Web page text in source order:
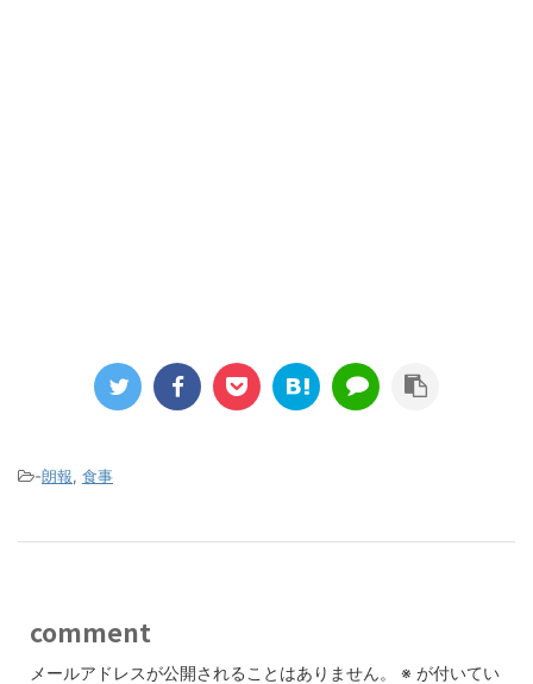
-朗報, 食事
comment
メールアドレスが公開されることはありません。 ※ が付いてい